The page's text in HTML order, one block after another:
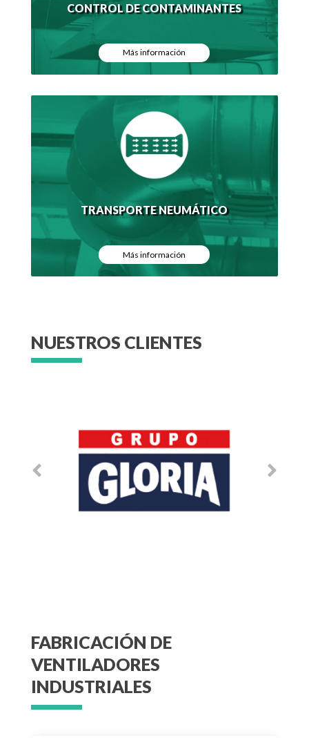
CONTROL DE CONTAMINANTES
Más información
TRANSPORTE NEUMÁTICO
Más información
NUESTROS CLIENTES
FABRICACIÓN DE
VENTILADORES
INDUSTRIALES